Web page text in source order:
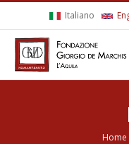
Italiano
Home